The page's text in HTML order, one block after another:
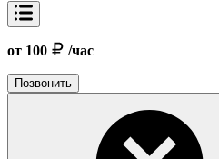
от 100 /час
Позвонить